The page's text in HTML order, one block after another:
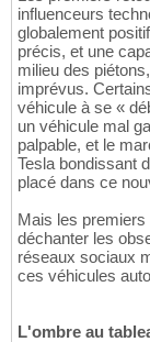
influenceurs
globalement
précis, et une
milieu des
imprévus.
véhicule à se «
un véhicule mal
palpable, et le
Tesla bondissant
placé dans ce
Mais les premiers
déchanter les
réseaux sociaux
ces véhicules
L'ombre au